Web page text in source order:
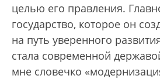
целью его правления.
государство, которое он
на путь уверенного
стала современной
мне словечко